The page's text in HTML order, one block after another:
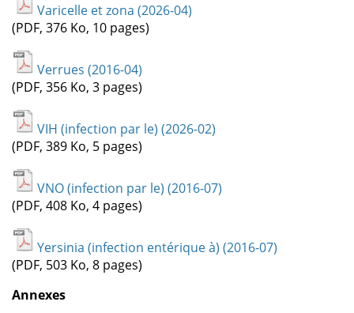
Varicelle et zona (2026-04)
(PDF, 376 Ko, 10 pages)
Verrues (2016-04)
(PDF, 356 Ko, 3 pages)
VIH (infection par le) (2026-02)
(PDF, 389 Ko, 5 pages)
VNO (infection par le) (2016-07)
(PDF, 408 Ko, 4 pages)
Yersinia (infection entérique à) (2016-07)
(PDF, 503 Ko, 8 pages)
Annexes